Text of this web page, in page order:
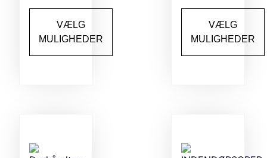
VÆLG
MULIGHEDER
VÆLG
MULIGHEDER